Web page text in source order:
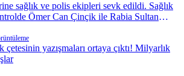
sağlık ve polis ekipleri sevk edildi. Sağlık
Ömer Can Çinçik ile Rabia Sultan
iş yerindeki çalışmalarının ardından iki
ölüm nedenlerinin belirlenmesi amacıyla
morguna kaldırıldı.